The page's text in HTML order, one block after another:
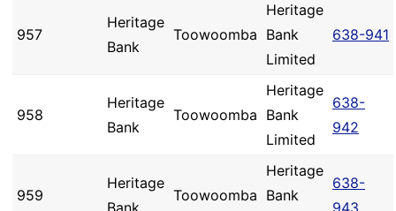
957
Heritage
Bank
Toowoomba
Heritage
Bank
Limited
638-941
958
Heritage
Bank
Toowoomba
Heritage
Bank
Limited
638-
942
959
Heritage
Bank
Toowoomba
Heritage
Bank
638-
943